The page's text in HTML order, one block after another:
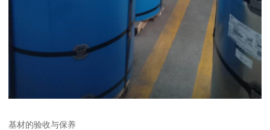
基材的验收与保养